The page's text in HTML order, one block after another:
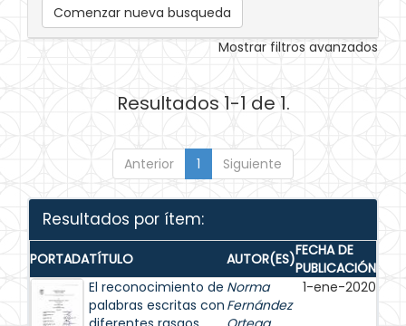
Comenzar nueva busqueda
Mostrar filtros avanzados
Resultados 1-1 de 1.
Anterior 1 Siguiente
Resultados por ítem:
PORTADATÍTULO AUTOR(ES)FECHA DE
PUBLICACIÓN
El reconocimiento de
palabras escritas con
Norma
Fernández
1-ene-2020